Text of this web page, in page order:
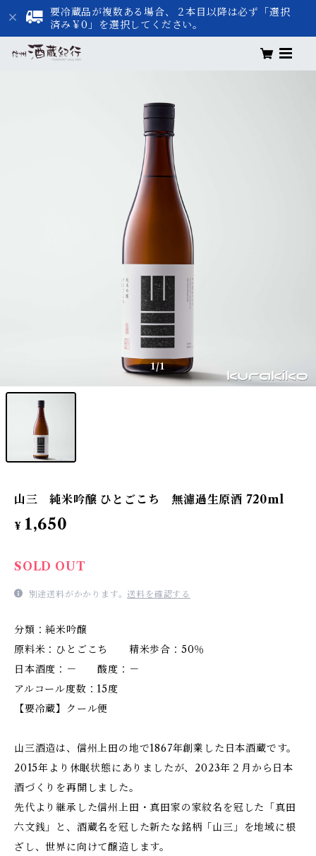
要冷蔵品が複数ある場合、２本目以降は必ず「選択
済み￥0」を選択してください。
1/1
山三 純米吟醸 ひとごこち 無濾過生原酒 720ml
¥ 1,650
SOLD OUT
別途送料がかかります。送料を確認する
分類：純米吟醸
原料米：ひとごこち 精米歩合：50％
日本酒度：－ 酸度：－
アルコール度数：15度
【要冷蔵】クール便
山三酒造は、信州上田の地で1867年創業した日本酒蔵です。
2015年より休眠状態にありましたが、2023年２月から日本
酒づくりを再開しました。
先代より継承した信州上田・真田家の家紋名を冠した「真田
六文銭」と、酒蔵名を冠した新たな銘柄「山三」を地域に根
ざし、世界に向けて醸造します。